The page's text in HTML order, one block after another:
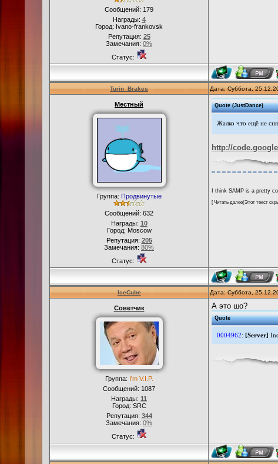
Сообщений: 179
Награды: 4
Город: Ivano-frankovsk
Репутация: 25
Замечания: 0%
Статус:
Turin_Brakes Дата: Суббота,
Местный
Группа: Продвинутые
Сообщений: 632
Награды: 10
Город: Moscow
Репутация: 205
Замечания: 80%
Статус:
Quote(JustDance)
Жалко что ещё не
http://
I think SAMP is a pretty
[ Читать далее(Этот текст
IceCube Дата: Суббота,
Советчик
Группа: I'm V.I.P.
Сообщений: 1087
Награды: 11
Город: SRC
Репутация: 344
Замечания: 0%
Статус:
А это шо?
Quote
0004962: [Server]